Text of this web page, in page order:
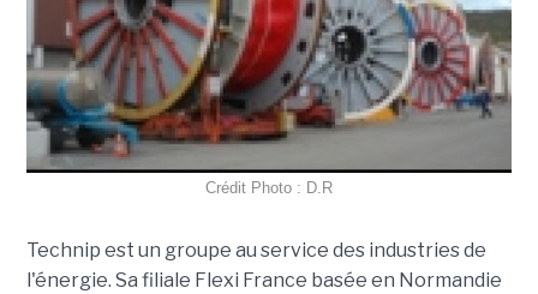
Crédit Photo : D.R
Technip est un groupe au service des industries de
l'énergie. Sa filiale Flexi France basée en Normandie